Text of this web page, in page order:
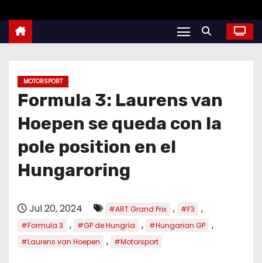
n
MOTORSPORT
Formula 3: Laurens van
Hoepen se queda con la
pole position en el
Hungaroring
Jul 20, 2024 #ART Grand Prix , #F3 ,
#Formula 3 , #GP de Hungría , #Hungarian GP ,
#Laurens van Hoepen , #Motorsport